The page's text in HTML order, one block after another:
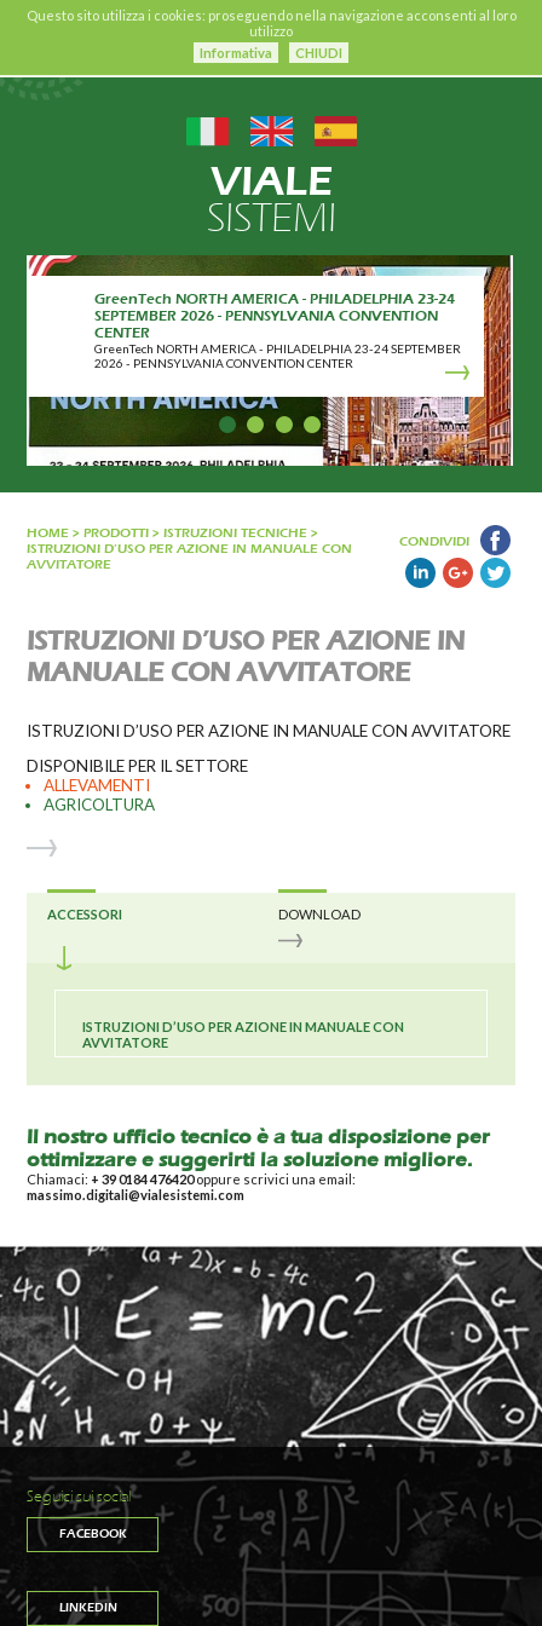
Questo sito utilizza i cookies: proseguendo nella navigazione acconsenti al loro
utilizzo
Informativa
CHIUDI
VIALE
SISTEMI
GreenTech NORTH AMERICA - PHILADELPHIA 23-24
SEPTEMBER 2026 - PENNSYLVANIA CONVENTION
CENTER
GreenTech NORTH AMERICA - PHILADELPHIA 23-24 SEPTEMBER
2026 - PENNSYLVANIA CONVENTION CENTER
HOME > PRODOTTI > ISTRUZIONI TECNICHE >
ISTRUZIONI D’USO PER AZIONE IN MANUALE CON
AVVITATORE
CONDIVIDI
ISTRUZIONI D’USO PER AZIONE IN
MANUALE CON AVVITATORE
ISTRUZIONI D’USO PER AZIONE IN MANUALE CON AVVITATORE
DISPONIBILE PER IL SETTORE
ALLEVAMENTI
AGRICOLTURA
ACCESSORI DOWNLOAD
ISTRUZIONI D’USO PER AZIONE IN MANUALE CON
AVVITATORE
Il nostro ufficio tecnico è a tua disposizione per
ottimizzare e suggerirti la soluzione migliore.
Chiamaci: + 39 0184 476420oppure scrivici una email:
massimo.digitali@vialesistemi.com
Seguici sui social
FACEBOOK
LINKEDIN